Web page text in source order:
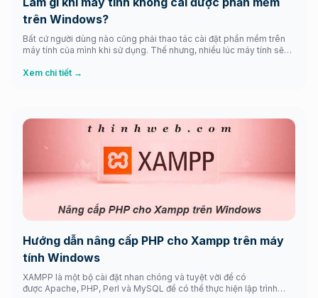
trên Windows?
Bất cứ người dùng nào cũng phải thao tác cài đặt phần mềm trên
máy tính của mình khi sử dụng. Thế nhưng, nhiều lúc máy tính sẽ
từ chối chạy, báo lỗi,… đặc biệt là các phần mềm hay ứng dụng […]
Xem chi tiết →
Hướng dẫn nâng cấp PHP cho Xampp trên máy
tính Windows
XAMPP là một bộ cài đặt nhan chóng và tuyệt vời để có
được Apache, PHP, Perl và MySQL để có thể thực hiện lập trình